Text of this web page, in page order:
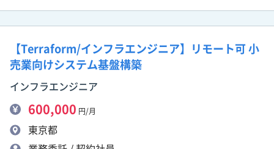
【Terraform/インフラエンジニア】リモート可 小
売業向けシステム基盤構築
インフラエンジニア
600,000 円/月
東京都